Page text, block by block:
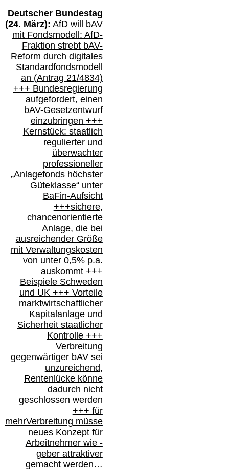
Deutscher Bundestag
(24. März): AfD will bAV
mit Fondsmodell: AfD-
Fraktion strebt bAV-
Reform durch digitales
Standardfondsmodell
an (Antrag 21/4834)
+++ Bundesregierung
aufgefordert, einen
bAV-Gesetzentwurf
einzubringen +++
Kernstück: staatlich
regulierter und
überwachter
professioneller
„Anlagefonds höchster
Güteklasse“ unter
BaFin-Aufsicht
+++sichere,
chancenorientierte
Anlage, die bei
ausreichender Größe
mit Verwaltungskosten
von unter 0,5% p.a.
auskommt +++
Beispiele Schweden
und UK +++ Vorteile
marktwirtschaftlicher
Kapitalanlage und
Sicherheit staatlicher
Kontrolle +++
Verbreitung
gegenwärtiger bAVsei
unzureichend,
Rentenlücke könne
dadurch nicht
geschlossen werden
+++ für
mehrVerbreitung müsse
neues Konzept für
Arbeitnehmer wie-
geber attraktiver
gemacht werden…